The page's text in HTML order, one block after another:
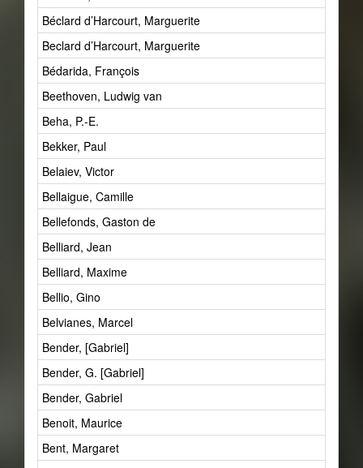
Béclard d’Harcourt, Marguerite
Beclard d’Harcourt, Marguerite
Bédarida, François
Beethoven, Ludwig van
Beha, P.-E.
Bekker, Paul
Belaiev, Victor
Bellaigue, Camille
Bellefonds, Gaston de
Belliard, Jean
Belliard, Maxime
Bellio, Gino
Belvianes, Marcel
Bender, [Gabriel]
Bender, G. [Gabriel]
Bender, Gabriel
Benoit, Maurice
Bent, Margaret